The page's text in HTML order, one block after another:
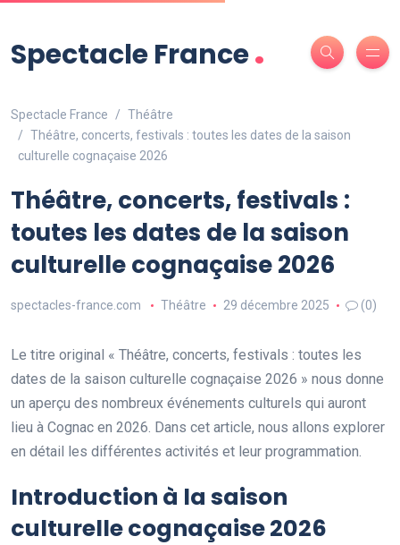
Spectacle France.
Spectacle France
Théâtre
Théâtre, concerts, festivals : toutes les dates de la saison
culturelle cognaçaise 2026
Théâtre, concerts, festivals :
toutes les dates de la saison
culturelle cognaçaise 2026
spectacles-france.com Théâtre 29 décembre 2025 (0)
Le titre original « Théâtre, concerts, festivals : toutes les
dates de la saison culturelle cognaçaise 2026 » nous donne
un aperçu des nombreux événements culturels qui auront
lieu à Cognac en 2026. Dans cet article, nous allons explorer
en détail les différentes activités et leur programmation.
Introduction à la saison
culturelle cognaçaise 2026